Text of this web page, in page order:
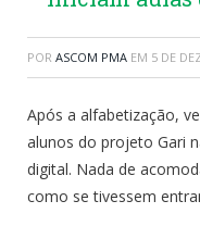
POR ASCOM PMA EM 5 DE
Após a alfabetização,
alunos do projeto Gari
digital. Nada de
como se tivessem